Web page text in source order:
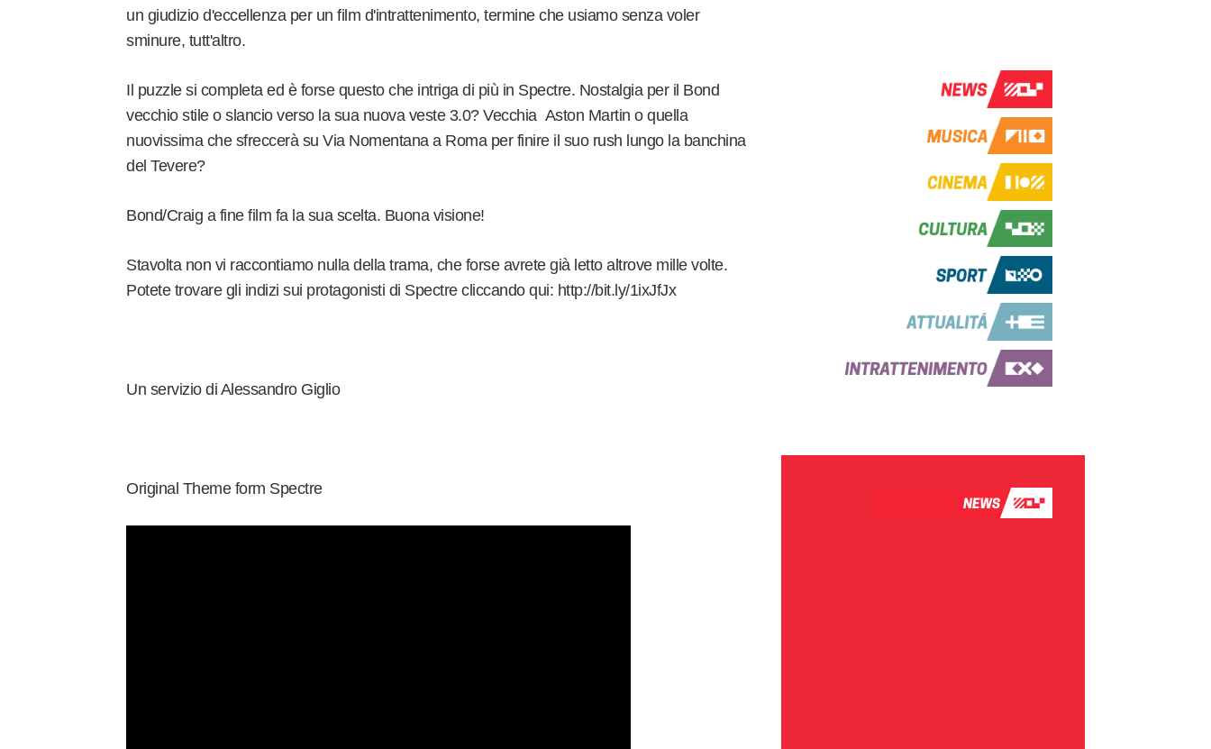
un giudizio d'eccellenza per un film d'intrattenimento, termine che usiamo senza voler
sminure, tutt'altro.
Il puzzle si completa ed è forse questo che intriga di più in Spectre. Nostalgia per il Bond
vecchio stile o slancio verso la sua nuova veste 3.0? Vecchia Aston Martin o quella
nuovissima che sfreccerà su Via Nomentana a Roma per finire il suo rush lungo la banchina
del Tevere?
Bond/Craig a fine film fa la sua scelta. Buona visione!
Stavolta non vi raccontiamo nulla della trama, che forse avrete già letto altrove mille volte.
Potete trovare gli indizi sui protagonisti di Spectre cliccando qui: http://bit.ly/1ixJfJx
Un servizio di Alessandro Giglio
Original Theme form Spectre